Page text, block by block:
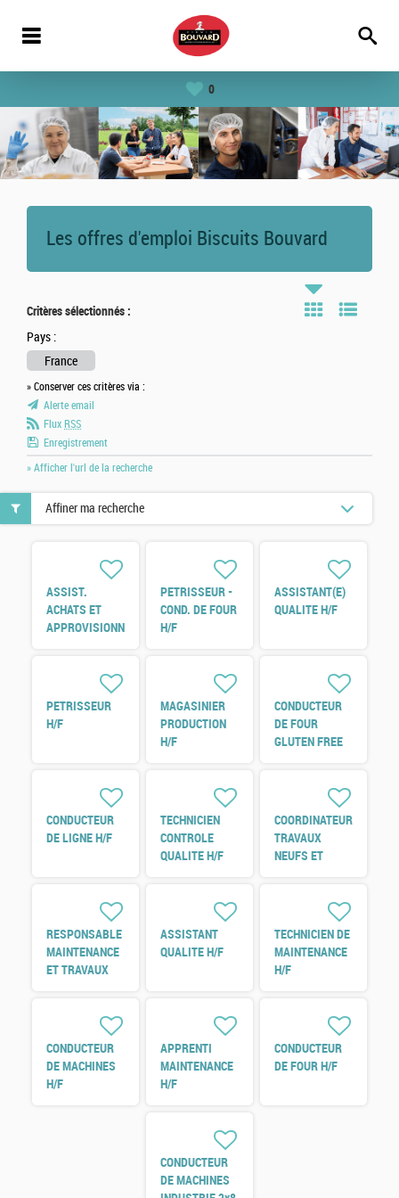
0
Les offres d'emploi Biscuits Bouvard
Critères sélectionnés :
Pays :
France
» Conserver ces critères via :
Alerte email
Flux RSS
Enregistrement
» Afficher l'url de la recherche
ASSIST.
ACHATS ET
APPROVISIONNEMENTS
PETRISSEUR -
COND. DE FOUR
H/F
ASSISTANT(E)
QUALITE H/F
PETRISSEUR
H/F
MAGASINIER
PRODUCTION
H/F
CONDUCTEUR
DE FOUR
GLUTEN FREE
CONDUCTEUR
DE LIGNE H/F
TECHNICIEN
CONTROLE
QUALITE H/F
COORDINATEUR
TRAVAUX
NEUFS ET
RESPONSABLE
MAINTENANCE
ET TRAVAUX
ASSISTANT
QUALITE H/F
TECHNICIEN DE
MAINTENANCE
H/F
CONDUCTEUR
DE MACHINES
H/F
APPRENTI
MAINTENANCE
H/F
CONDUCTEUR
DE FOUR H/F
CONDUCTEUR
DE MACHINES
Affiner ma recherche